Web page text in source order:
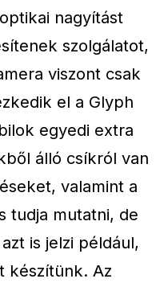
nagyítást
szolgálatot,
viszont csak
el a Glyph
egyedi extra
álló csíkról van
valamint a
tudja mutatni, de
is jelzi például,
készítünk. Az